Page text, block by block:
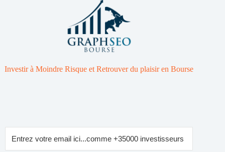
Investir à Moindre Risque et Retrouver du plaisir en Bourse